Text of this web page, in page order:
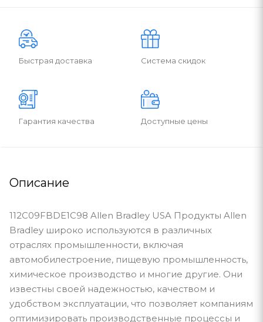
Быстрая доставка Система скидок
Гарантия качества Доступные цены
Описание
112C09FBDE1C98 Allen Bradley USA Продукты Allen
Bradley широко используются в различных
отраслях промышленности, включая
автомобилестроение, пищевую промышленность,
химическое производство и многие другие. Они
известны своей надежностью, качеством и
удобством эксплуатации, что позволяет компаниям
оптимизировать производственные процессы и